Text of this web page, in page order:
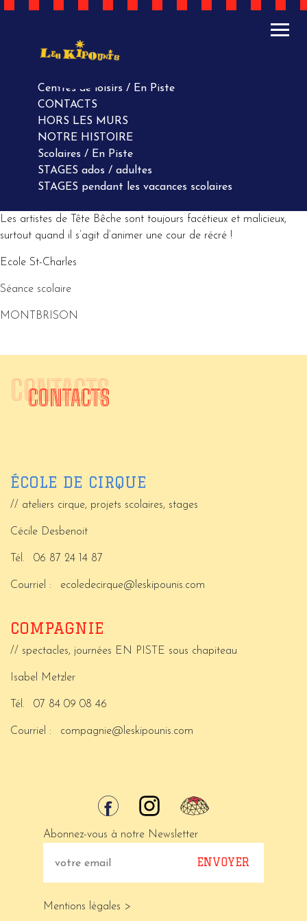
ACTUALITÉS
AGENDA
Centres de loisirs / En Piste
CONTACTS
HORS LES MURS
NOTRE HISTOIRE
Scolaires / En Piste
STAGES ados / adultes
STAGES pendant les vacances scolaires
Les artistes de Tête Bêche sont toujours facétieux et malicieux,
surtout quand il s’agit d’animer une cour de récré !
Ecole St-Charles
Séance scolaire
MONTBRISON
CONTACTS
CONTACTS
ÉCOLE DE CIRQUE
// ateliers cirque, projets scolaires, stages
Cécile Desbenoit
Tél. 06 87 24 14 87
Courriel : ecoledecirque@leskipounis.com
COMPAGNIE
// spectacles, journées EN PISTE sous chapiteau
Isabel Metzler
Tél. 07 84 09 08 46
Courriel : compagnie@leskipounis.com
Abonnez-vous à notre Newsletter
Mentions légales >